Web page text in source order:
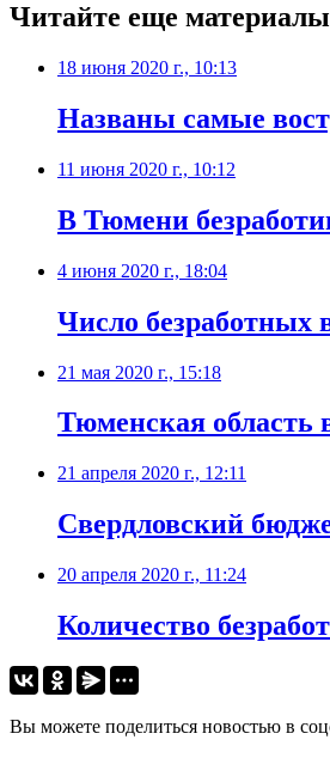
Читайте еще
18 июня 2020 г., 10:13
Названы самые
11 июня 2020 г., 10:12
В Тюмени
4 июня 2020 г., 18:04
Число безработных
21 мая 2020 г., 15:18
Тюменская область
21 апреля 2020 г., 12:11
Свердловский
20 апреля 2020 г., 11:24
Количество
Вы можете поделиться новостью в